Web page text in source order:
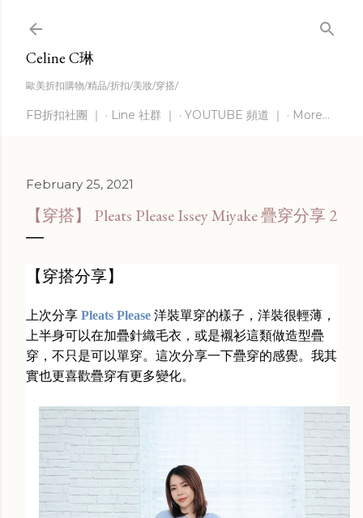
Celine C琳
歐美折扣購物/精品/折扣/美妝/穿搭/
FB折扣社團 ｜ Line 社群 ｜ YOUTUBE 頻道 ｜ More…
February 25, 2021
【穿搭】 Pleats Please Issey Miyake 疊穿分享 2
【穿搭分享】
上次分享 Pleats Please 洋裝單穿的樣子，洋裝很輕薄，
上半身可以在加疊針織毛衣，或是襯衫這類做造型疊
穿，不只是可以單穿。這次分享一下疊穿的感覺。我其
實也更喜歡疊穿有更多變化。